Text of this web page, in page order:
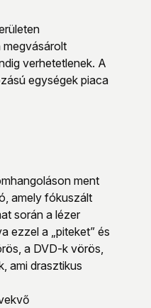
megvásárolt
verhetetlenek. A
egységek piaca
ment
amely fókuszált
során a lézer
ezzel a „piteket” és
a DVD-k vörös,
ami drasztikus